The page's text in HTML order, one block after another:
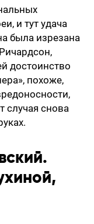
и тут удача
была изрезана
достоинство
похоже,
случая снова